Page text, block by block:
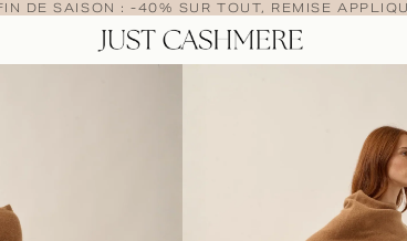
DE SAISON : -40% SUR TOUT, REMISE